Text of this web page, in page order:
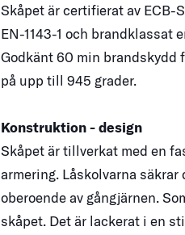
Skåpet är certifierat av ECB-
EN-1143-1 och brandklassat
Godkänt 60 min brandskydd
på upp till 945 grader.
Konstruktion - design
Skåpet är tillverkat med en
armering. Låskolvarna
oberoende av gångjärnen.
skåpet. Det är lackerat i en